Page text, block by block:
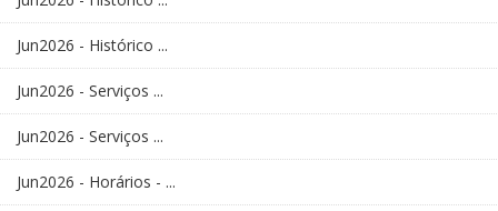
Jun2026 - Histórico ...
Jun2026 - Serviços ...
Jun2026 - Serviços ...
Jun2026 - Horários - ...